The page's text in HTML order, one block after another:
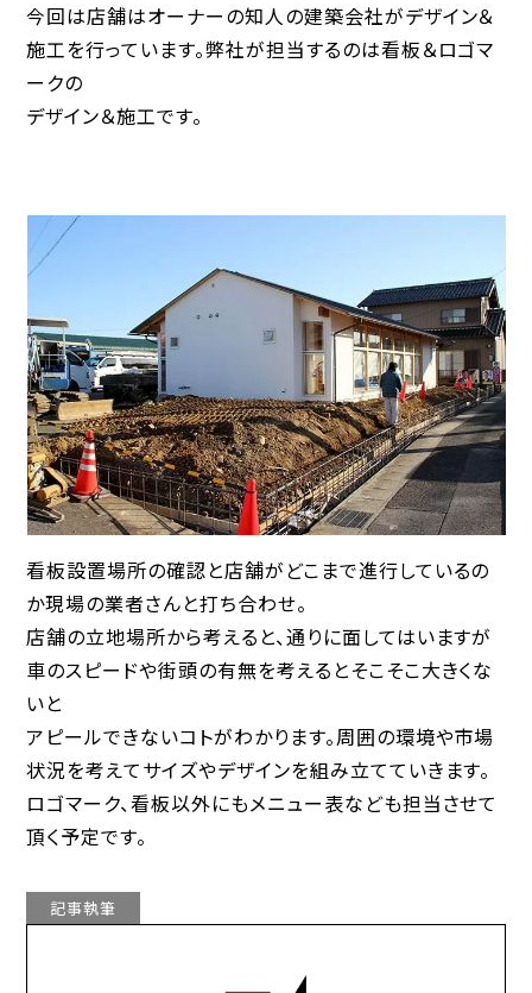
今回は店舗はオーナーの知人の建築会社がデザイン＆
施工を行っています。弊社が担当するのは看板＆ロゴマ
ークの
デザイン＆施工です。
看板設置場所の確認と店舗がどこまで進行しているの
か現場の業者さんと打ち合わせ。
店舗の立地場所から考えると、通りに面してはいますが
車のスピードや街頭の有無を考えるとそこそこ大きくな
いと
アピールできないコトがわかります。周囲の環境や市場
状況を考えてサイズやデザインを組み立てていきます。
ロゴマーク、看板以外にもメニュー表なども担当させて
頂く予定です。
記事執筆